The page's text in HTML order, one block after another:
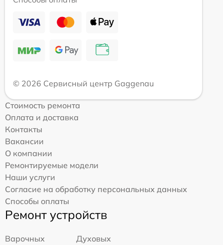
© 2026 Сервисный центр Gaggenau
Стоимость ремонта
Оплата и доставка
Контакты
Вакансии
О компании
Ремонтируемые модели
Наши услуги
Согласие на обработку персональных данных
Способы оплаты
Ремонт устройств
Варочных
Духовых